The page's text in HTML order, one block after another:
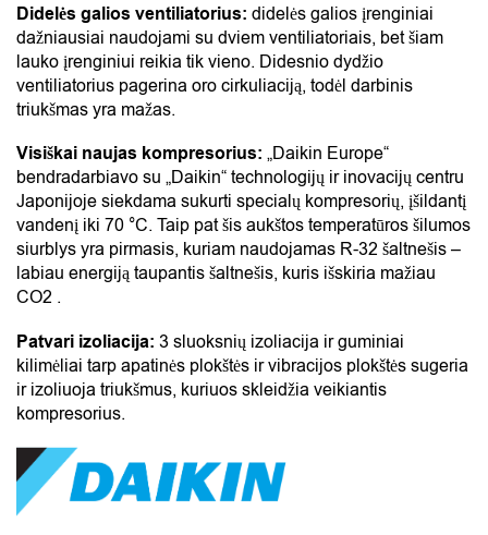
Didelės galios ventiliatorius: didelės galios įrenginiai
dažniausiai naudojami su dviem ventiliatoriais, bet šiam
lauko įrenginiui reikia tik vieno. Didesnio dydžio
ventiliatorius pagerina oro cirkuliaciją, todėl darbinis
triukšmas yra mažas.
Visiškai naujas kompresorius: „Daikin Europe“
bendradarbiavo su „Daikin“ technologijų ir inovacijų centru
Japonijoje siekdama sukurti specialų kompresorių, įšildantį
vandenį iki 70 °C. Taip pat šis aukštos temperatūros šilumos
siurblys yra pirmasis, kuriam naudojamas R-32 šaltnešis –
labiau energiją taupantis šaltnešis, kuris išskiria mažiau
CO2 .
Patvari izoliacija: 3 sluoksnių izoliacija ir guminiai
kilimėliai tarp apatinės plokštės ir vibracijos plokštės sugeria
ir izoliuoja triukšmus, kuriuos skleidžia veikiantis
kompresorius.